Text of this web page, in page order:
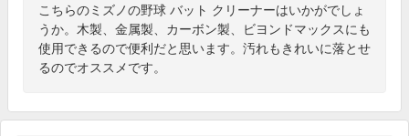
こちらのミズノの野球 バット クリーナーはいかがでしょ
うか。木製、金属製、カーボン製、ビヨンドマックスにも
使用できるので便利だと思います。汚れもきれいに落とせ
るのでオススメです。